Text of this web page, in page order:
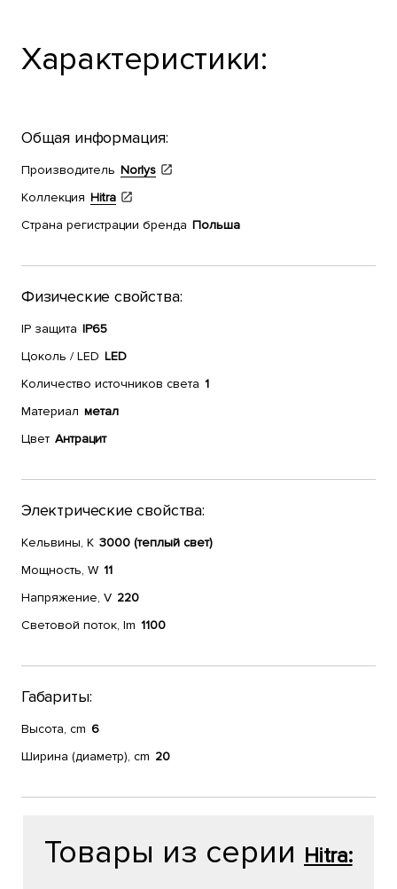
Характеристики:
Общая информация:
Производитель Norlys
Коллекция Hitra
Страна регистрации бренда Польша
Физические свойства:
IP защита IP65
Цоколь / LED LED
Количество источников света 1
Материал метал
Цвет Антрацит
Электрические свойства:
Кельвины, К 3000 (теплый свет)
Мощность, W 11
Напряжение, V 220
Световой поток, lm 1100
Габариты:
Высота, cm 6
Ширина (диаметр), cm 20
Товары из серии Hitra: